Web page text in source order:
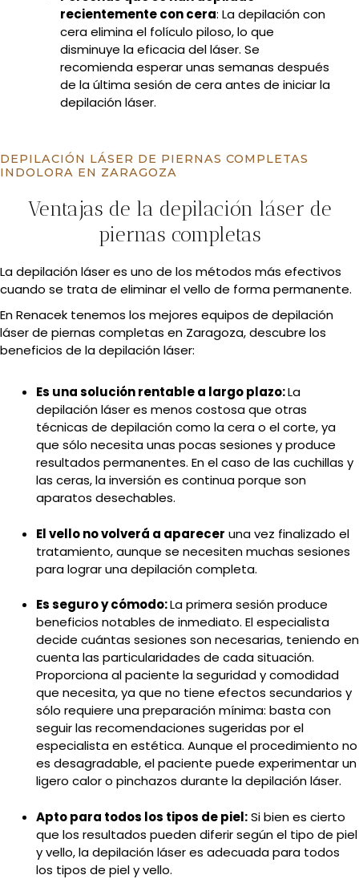
recientemente con cera: La depilación con
cera elimina el folículo piloso, lo que
disminuye la eficacia del láser. Se
recomienda esperar unas semanas después
de la última sesión de cera antes de iniciar la
depilación láser.
DEPILACIÓN LÁSER DE PIERNAS COMPLETAS
INDOLORA EN ZARAGOZA
Ventajas de la depilación láser de
piernas completas
La depilación láser es uno de los métodos más efectivos
cuando se trata de eliminar el vello de forma permanente.
En Renacek tenemos los mejores equipos de depilación
láser de piernas completas en Zaragoza, descubre los
beneficios de la depilación láser:
Es una solución rentable a largo plazo:La
depilación láser es menos costosa que otras
técnicas de depilación como la cera o el corte, ya
que sólo necesita unas pocas sesiones y produce
resultados permanentes. En el caso de las cuchillas y
las ceras, la inversión es continua porque son
aparatos desechables.
El vello no volverá a aparecer una vez finalizado el
tratamiento, aunque se necesiten muchas sesiones
para lograr una depilación completa.
Es seguro y cómodo:La primera sesión produce
beneficios notables de inmediato. El especialista
decide cuántas sesiones son necesarias, teniendo en
cuenta las particularidades de cada situación.
Proporciona al paciente la seguridad y comodidad
que necesita, ya que no tiene efectos secundarios y
sólo requiere una preparación mínima: basta con
seguir las recomendaciones sugeridas por el
especialista en estética. Aunque el procedimiento no
es desagradable, el paciente puede experimentar un
ligero calor o pinchazos durante la depilación láser.
Apto para todos los tipos de piel:Si bien es cierto
que los resultados pueden diferir según el tipo de piel
y vello, la depilación láser es adecuada para todos
los tipos de piel y vello.